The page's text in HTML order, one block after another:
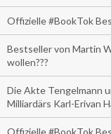
Offizielle #BookTok
Bestseller von Martin
wollen???
Die Akte Tengelmann
Milliardärs Karl-Erivan